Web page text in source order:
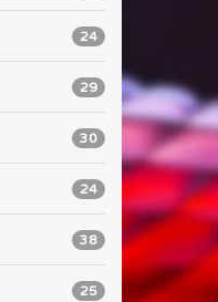
24
29
30
24
38
25